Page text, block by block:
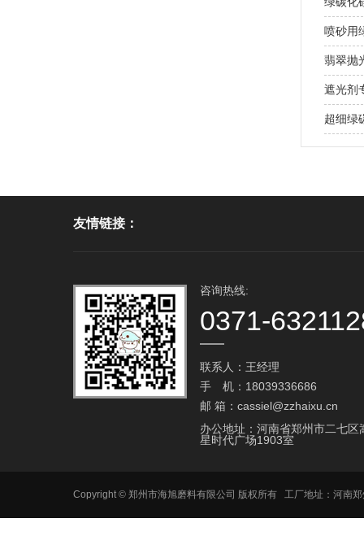
喷砂用
翡翠抛
遮光剂
超细绿
友情链接：
咨询热线:
0371-
联系人：王经理
手 机：18039336686
邮 箱：cassiel@zzhaixu.cn
办公地址：河南省郑州市二七区
星时代广场1903室
Copyright © 郑州市海旭磨料有限公司 版权所有 工厂地址：河